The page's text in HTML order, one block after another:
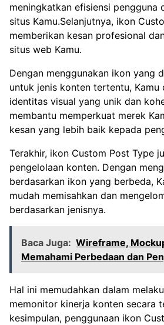
meningkatkan efisiensi pengguna
situs Kamu.Selanjutnya, ikon
memberikan kesan profesional
situs web Kamu.
Dengan menggunakan ikon yang
untuk jenis konten tertentu,
identitas visual yang unik dan
membantu memperkuat merek
kesan yang lebih baik kepada
Terakhir, ikon Custom Post Type
pengelolaan konten. Dengan
berdasarkan ikon yang berbeda,
mudah memisahkan dan
berdasarkan jenisnya.
Baca Juga: Wireframe,
Memahami Perbedaan dan
Hal ini memudahkan dalam
memonitor kinerja konten secara
kesimpulan, penggunaan ikon